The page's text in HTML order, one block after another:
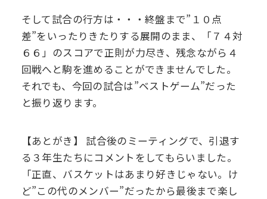
そして試合の行方は・・・終盤まで”１０点
差”をいったりきたりする展開のまま、「７４対
６６」のスコアで正則が力尽き、残念ながら４
回戦へと駒を進めることができませんでした。
それでも、今回の試合は”ベストゲーム”だった
と振り返ります。
【あとがき】 試合後のミーティングで、引退す
る３年生たちにコメントをしてもらいました。
「正直、バスケットはあまり好きじゃない。け
ど”この代のメンバー”だったから最後まで楽し